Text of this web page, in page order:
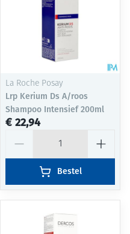
La Roche Posay
Lrp Kerium Ds A/roos
Shampoo Intensief 200ml
€ 22,94
Bestel